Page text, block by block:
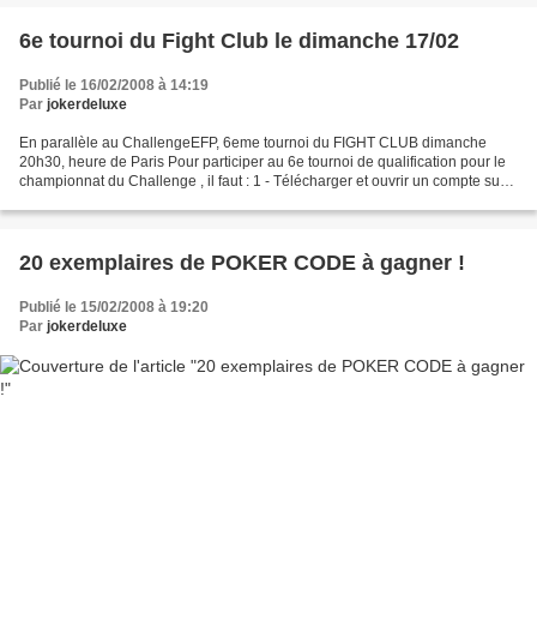
6e tournoi du Fight Club le dimanche 17/02
Publié le 16/02/2008 à 14:19
Par jokerdeluxe
En parallèle au ChallengeEFP, 6eme tournoi du FIGHT CLUB dimanche
20h30, heure de Paris Pour participer au 6e tournoi de qualification pour le
championnat du Challenge , il faut : 1 - Télécharger et ouvrir un compte sur
20 exemplaires de POKER CODE à gagner !
Publié le 15/02/2008 à 19:20
Par jokerdeluxe